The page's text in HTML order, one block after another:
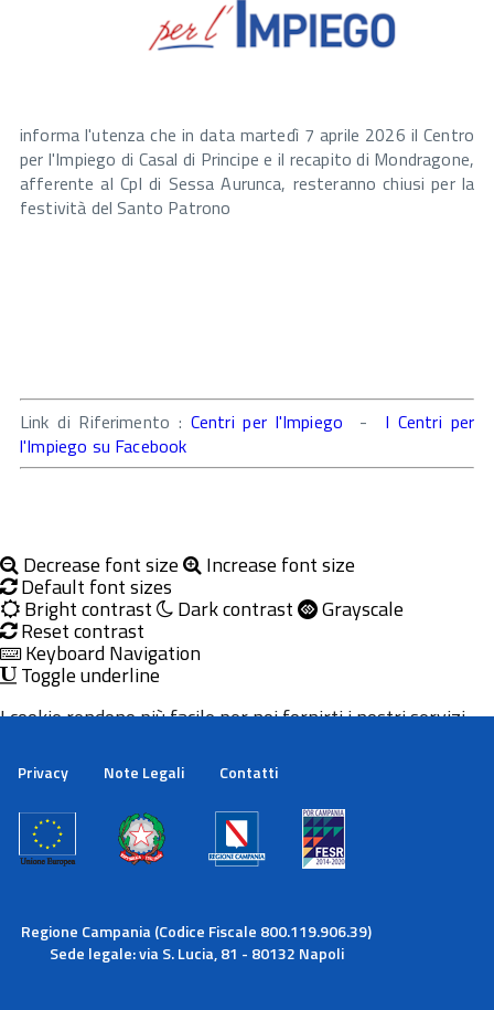
informa l'utenza che in data martedì 7 aprile 2026 il Centro
per l'Impiego di Casal di Principe e il recapito di Mondragone,
afferente al CpI di Sessa Aurunca, resteranno chiusi per la
festività del Santo Patrono
Link di Riferimento : Centri per l'Impiego - I Centri per
l'Impiego su Facebook
Decrease font size Increase font size
Default font sizes
Bright contrast Dark contrast Grayscale
Reset contrast
Keyboard Navigation
Toggle underline
Privacy Note Legali Contatti
Regione Campania (Codice Fiscale 800.119.906.39)
Sede legale: via S. Lucia, 81 - 80132 Napoli
I cookie rendono più facile per noi fornirti i nostri servizi.
cookie.
Maggiori informazioni